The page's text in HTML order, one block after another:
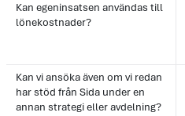
Kan egeninsatsen användas till
lönekostnader?
Kan vi ansöka även om vi redan
har stöd från Sida under en
annan strategi eller avdelning?